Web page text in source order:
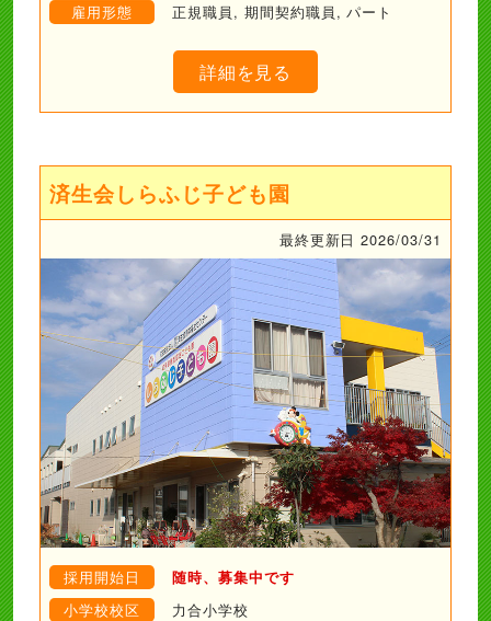
雇用形態
正規職員, 期間契約職員, パート
詳細を見る
済生会しらふじ子ども園
最終更新日 2026/03/31
採用開始日 随時、募集中です
小学校校区
力合小学校